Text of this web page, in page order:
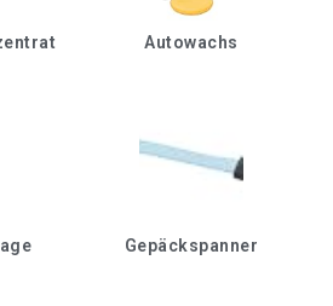
Autowachs
Gepäckspanner